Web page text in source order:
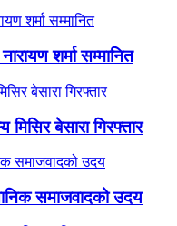
शर्मा सम्मानित
बेसारा गिरफ्तार
समाजवादको उदय